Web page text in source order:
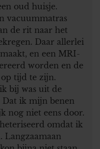
oud huisje.
vacuummatras
de rit naar het
Daar allerlei
en een MRI-
worden en de
tijd te zijn.
bij was uit de
Dat ik mijn benen
nog niet eens door.
omdat ik
Langzaamaan